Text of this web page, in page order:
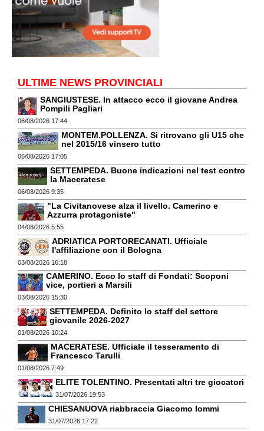
ULTIME NEWS PROVINCIALI
SANGIUSTESE. In attacco ecco il giovane Andrea
Pompili Pagliari
06/08/2026 17:44
MONTEM.POLLENZA. Si ritrovano gli U15 che
nel 2015/16 vinsero tutto
06/08/2026 17:05
SETTEMPEDA. Buone indicazioni nel test contro
la Maceratese
06/08/2026 9:35
"La Civitanovese alza il livello. Camerino e
Azzurra protagoniste"
04/08/2026 5:55
ADRIATICA PORTORECANATI. Ufficiale
l'affiliazione con il Bologna
03/08/2026 16:18
CAMERINO. Ecco lo staff di Fondati: Scoponi
vice, portieri a Marsili
03/08/2026 15:30
SETTEMPEDA. Definito lo staff del settore
giovanile 2026-2027
01/08/2026 10:24
MACERATESE. Ufficiale il tesseramento di
Francesco Tarulli
01/08/2026 7:49
ELITE TOLENTINO. Presentati altri tre giocatori
31/07/2026 19:53
CHIESANUOVA riabbraccia Giacomo Iommi
31/07/2026 17:22